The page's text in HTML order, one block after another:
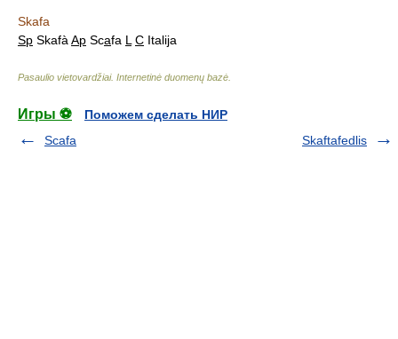
Skafa
Sp Skafà Ap Scafa L C Italija
Pasaulio vietovardžiai. Internetinė duomenų bazė
Игры ⚽
Поможем сделать НИР
Scafa
Skaftafedlis